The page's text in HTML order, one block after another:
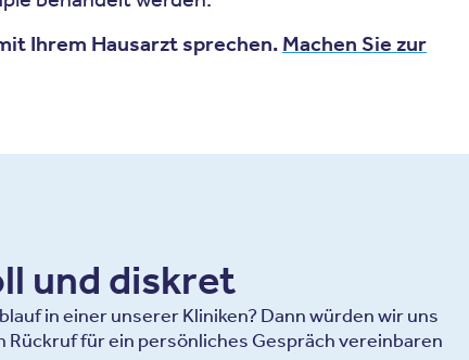
Ihrem Hausarzt sprechen. Machen Sie zur
und diskret
in einer unserer Kliniken? Dann würden wir uns
Rückruf für ein persönliches Gespräch vereinbaren